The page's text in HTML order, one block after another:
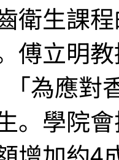
衛生課
傅立明
為應對
。學院